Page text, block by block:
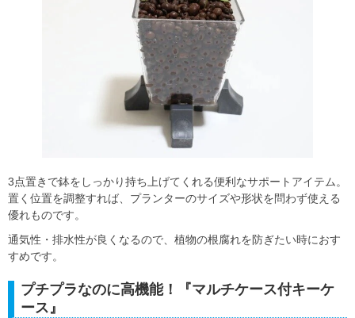
3点置きで鉢をしっかり持ち上げてくれる便利なサポートアイテム。
置く位置を調整すれば、プランターのサイズや形状を問わず使える
優れものです。
通気性・排水性が良くなるので、植物の根腐れを防ぎたい時におす
すめです。
プチプラなのに高機能！『マルチケース付キーケ
ース』